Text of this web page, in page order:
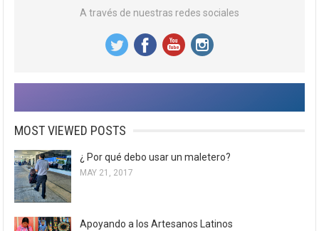
A través de nuestras redes sociales
MOST VIEWED POSTS
¿ Por qué debo usar un maletero?
MAY 21, 2017
Apoyando a los Artesanos Latinos